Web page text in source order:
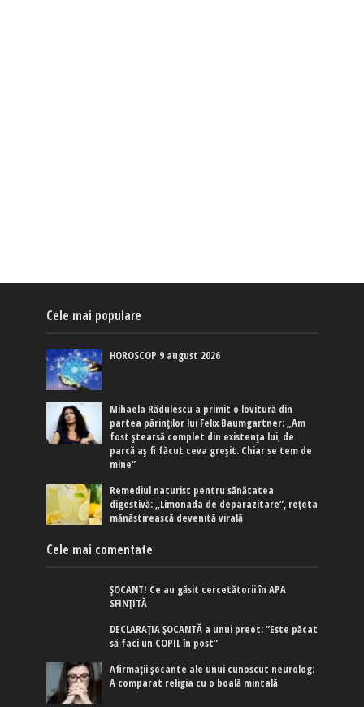
Cele mai populare
HOROSCOP 9 august 2026
Mihaela Rădulescu a primit o lovitură din
partea părinților lui Felix Baumgartner: „Am
fost ștearsă complet din existența lui, de
parcă aș fi făcut ceva greșit. Chiar se tem de
mine”
Remediul naturist pentru sănătatea
digestivă: „Limonada de deparazitare”, rețeta
mănăstirească devenită virală
Cele mai comentate
ȘOCANT! Ce au găsit cercetătorii în APA
SFINȚITĂ
DECLARAȚIA ȘOCANTĂ a unui preot: ”Este păcat
să faci un COPIL în post”
Afirmaţii şocante ale unui cunoscut neurolog:
A comparat religia cu o boală mintală